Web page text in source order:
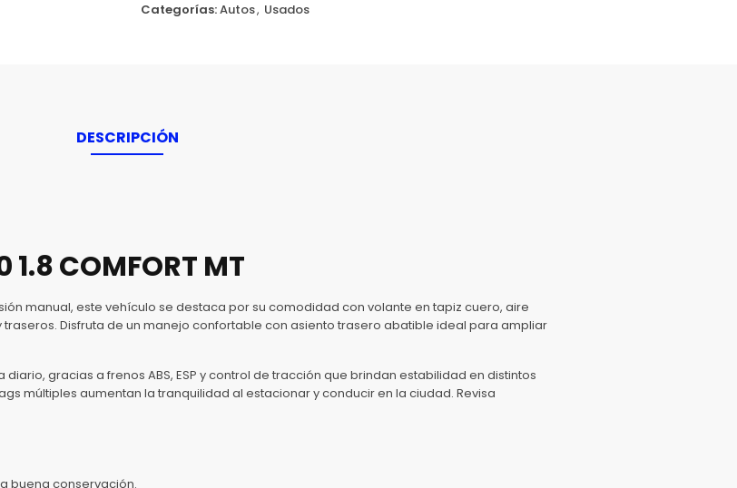
Categorías:Autos, Usados
DESCRIPCIÓN
1.8 COMFORT MT
manual, este vehículo se destaca por su comodidad con volante en tapiz cuero, aire
Disfruta de un manejo confortable con asiento trasero abatible ideal para ampliar
gracias a frenos ABS, ESP y control de tracción que brindan estabilidad en distintos
múltiples aumentan la tranquilidad al estacionar y conducir en la ciudad. Revisa
buena conservación.